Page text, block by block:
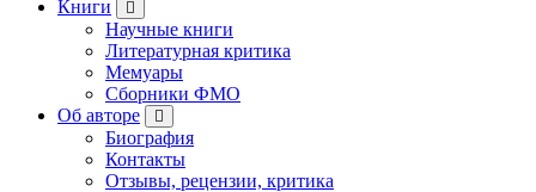
Книги
Научные книги
Литературная критика
Мемуары
Сборники ФМО
Об авторе
Биография
Контакты
Отзывы, рецензии, критика